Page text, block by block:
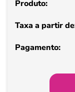
de
Pagamento